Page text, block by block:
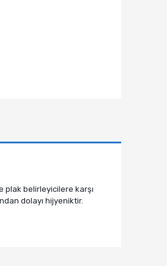
plak belirleyicilere karşı
dolayı hijyeniktir.